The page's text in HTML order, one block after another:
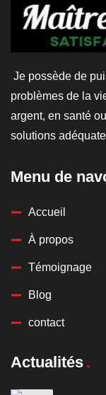
Je possède de
problèmes de la
argent, en santé
solutions
Menu de
Accueil
À propos
Témoignage
Blog
contact
Actualités